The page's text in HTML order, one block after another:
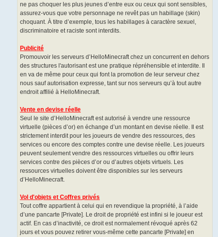
ne pas choquer les plus jeunes d’entre eux ou ceux qui sont sensibles,
assurez-vous que votre personnage ne revêt pas un habillage (skin)
choquant. À titre d’exemple, tous les habillages à caractère sexuel,
discriminatoire et raciste sont interdits.
Publicité
Promouvoir les serveurs d’HelloMinecraft chez un concurrent en dehors
des structures l'autorisant est une pratique répréhensible et interdite. Il
en va de même pour ceux qui font la promotion de leur serveur chez
nous sauf autorisation expresse, tant sur nos serveurs qu’à tout autre
endroit affilié à HelloMinecraft.
Vente en devise réelle
Seul le site d’HelloMinecraft est autorisé à vendre une ressource
virtuelle (pièces d’or) en échange d’un montant en devise réelle. Il est
strictement interdit pour les joueurs de vendre des ressources, des
services ou encore des comptes contre une devise réelle. Les joueurs
peuvent seulement vendre des ressources virtuelles ou offrir leurs
services contre des pièces d’or ou d’autres objets virtuels. Les
ressources virtuelles doivent être disponibles sur les serveurs
d’HelloMinecraft.
Vol d'objets et Coffres privés
Tout coffre appartient à celui qui en revendique la propriété, à l’aide
d’une pancarte [Private]. Le droit de propriété est infini si le joueur est
actif. En cas d’inactivité, ce droit est normalement révoqué après 62
jours et vous pouvez retirer vous-même cette pancarte [Private] en